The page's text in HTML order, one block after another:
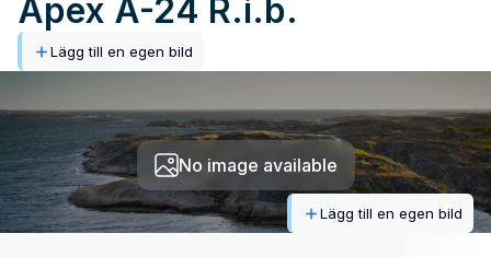
Apex A-24 R.i.b.
Lägg till en egen bild
No image available
Lägg till en egen bild